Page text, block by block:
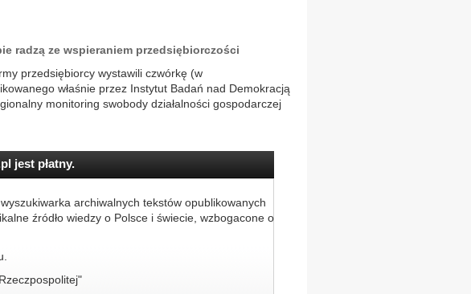
radzą ze wspieraniem przedsiębiorczości
przedsiębiorcy wystawili czwórkę (w
właśnie przez Instytut Badań nad Demokracją
monitoring swobody działalności gospodarczej
jest płatny.
archiwalnych tekstów opublikowanych
źródło wiedzy o Polsce i świecie, wzbogacone o